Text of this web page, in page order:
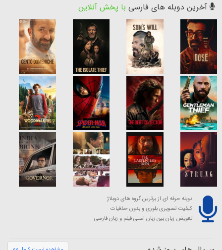
آخرین دوبله های فارسی با پخش آنلاین
دوبله حرفه ای از برترین گروه های دوبلاژ
کیفیت تصویری بلوری و بدون حذفیات
تعویض زبان بین زبان اصلی فیلم و زبان فارسی